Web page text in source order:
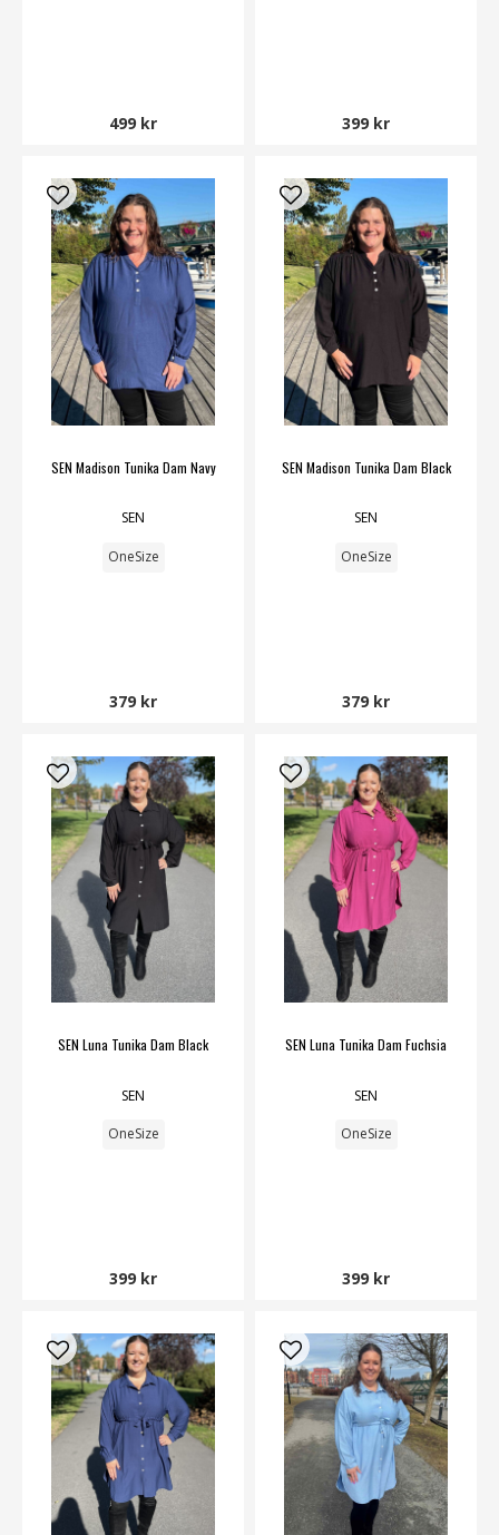
499 kr 399 kr
SEN Madison Tunika Dam Navy
SEN
OneSize
379 kr
SEN Madison Tunika Dam Black
SEN
OneSize
379 kr
SEN Luna Tunika Dam Black
SEN
OneSize
399 kr
SEN Luna Tunika Dam Fuchsia
SEN
OneSize
399 kr